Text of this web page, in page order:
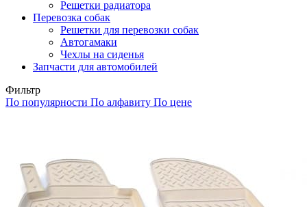
Решетки радиатора
Перевозка собак
Решетки для перевозки собак
Автогамаки
Чехлы на сиденья
Запчасти для автомобилей
Фильтр
По популярности По алфавиту По цене